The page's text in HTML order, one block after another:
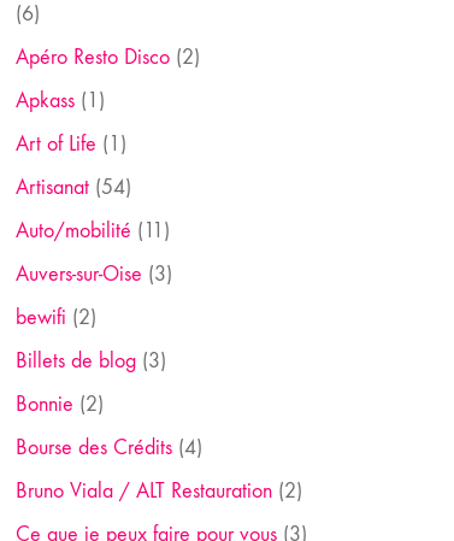
(6)
Apéro Resto Disco(2)
Apkass(1)
Art of Life (1)
Artisanat(54)
Auto/mobilité (11)
Auvers-sur-Oise (3)
bewifi (2)
Billets de blog(3)
Bonnie (2)
Bourse des Crédits(4)
Bruno Viala / ALT Restauration(2)
Ce que je peux faire pour vous(3)